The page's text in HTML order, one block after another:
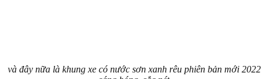
và đây nữa là khung xe có nước sơn xanh rêu phiên bản mới 2022